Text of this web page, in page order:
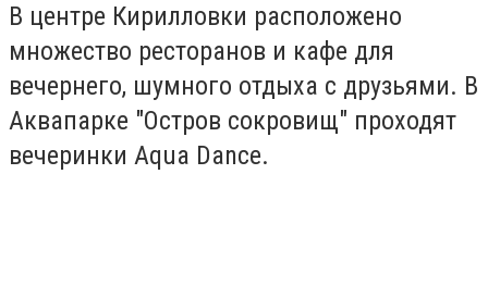
В центре Кирилловки расположено
множество ресторанов и кафе для
вечернего, шумного отдыха с друзьями. В
Аквапарке "Остров сокровищ" проходят
вечеринки Aqua Dance.